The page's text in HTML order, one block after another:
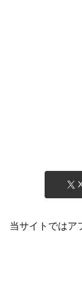
当サイトではア